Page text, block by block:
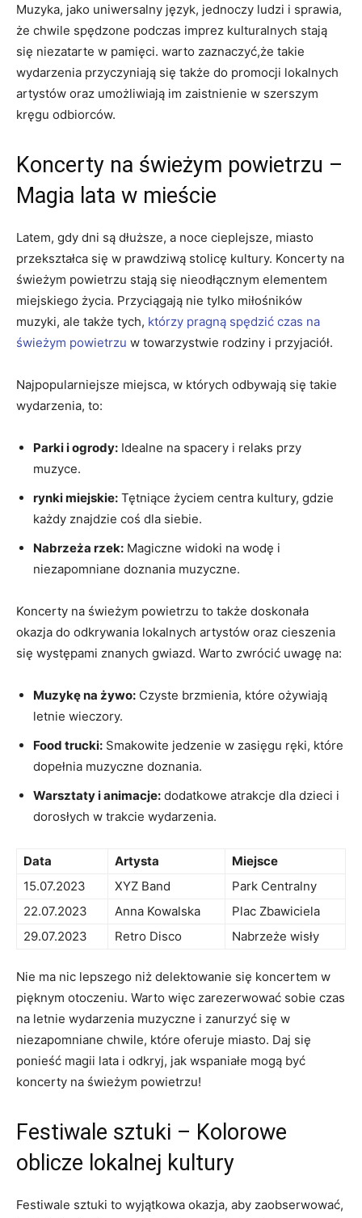
Muzyka, jako uniwersalny język, jednoczy ludzi i sprawia,
że chwile spędzone podczas imprez kulturalnych stają
się niezatarte w pamięci. warto zaznaczyć,że takie
wydarzenia przyczyniają się także do promocji lokalnych
artystów oraz umożliwiają im zaistnienie w szerszym
kręgu odbiorców.
Koncerty na świeżym powietrzu –
Magia lata w mieście
Latem, gdy dni są dłuższe, a noce cieplejsze, miasto
przekształca się w prawdziwą stolicę kultury. Koncerty na
świeżym powietrzu stają się nieodłącznym elementem
miejskiego życia. Przyciągają nie tylko miłośników
muzyki, ale także tych, którzy pragną spędzić czas na
świeżym powietrzu w towarzystwie rodziny i przyjaciół.
Najpopularniejsze miejsca, w których odbywają się takie
wydarzenia, to:
Parki i ogrody: Idealne na spacery i relaks przy
muzyce.
rynki miejskie: Tętniące życiem centra kultury, gdzie
każdy znajdzie coś dla siebie.
Nabrzeża rzek: Magiczne widoki na wodę i
niezapomniane doznania muzyczne.
Koncerty na świeżym powietrzu to także doskonała
okazja do odkrywania lokalnych artystów oraz cieszenia
się występami znanych gwiazd. Warto zwrócić uwagę na:
Muzykę na żywo: Czyste brzmienia, które ożywiają
letnie wieczory.
Food trucki: Smakowite jedzenie w zasięgu ręki, które
dopełnia muzyczne doznania.
Warsztaty i animacje: dodatkowe atrakcje dla dzieci i
dorosłych w trakcie wydarzenia.
Data Artysta
Miejsce
15.07.2023
XYZ Band
Park Centralny
22.07.2023
Anna Kowalska
Plac Zbawiciela
29.07.2023
Retro Disco Nabrzeże wisły
Nie ma nic lepszego niż delektowanie się koncertem w
pięknym otoczeniu. Warto więc zarezerwować sobie czas
na letnie wydarzenia muzyczne i zanurzyć się w
niezapomniane chwile, które oferuje miasto. Daj się
ponieść magii lata i odkryj, jak wspaniałe mogą być
koncerty na świeżym powietrzu!
Festiwale sztuki – Kolorowe
oblicze lokalnej kultury
Festiwale sztuki to wyjątkowa okazja, aby zaobserwować,